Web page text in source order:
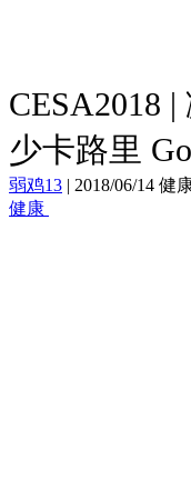
CESA2018
少卡路里
弱鸡13 | 2018/06/14 健
健康